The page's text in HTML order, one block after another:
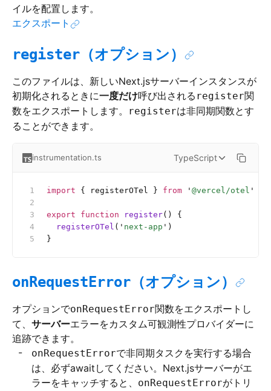
イルを配置します。
エクスポート
register （オプション）
このファイルは、新しいNext.jsサーバーインスタンスが
初期化されるときに一度だけ呼び出される register関
数をエクスポートします。
registerは非同期関数とす
ることができます。
instrumentation.ts TypeScript
import { registerOTel } from ' @vercel/otel '
export function register() {
  registerOTel
( ' next-app ' )
}
onRequestError （オプション）
オプションでonRequestError関数をエクスポートし
て、 サーバーエラーをカスタム可観測性プロバイダーに
追跡できます。
onRequestErrorで非同期タスクを実行する場合
は、必ずawaitしてください。Next.jsサーバーがエ
ラーをキャッチすると、 onRequestErrorがトリ